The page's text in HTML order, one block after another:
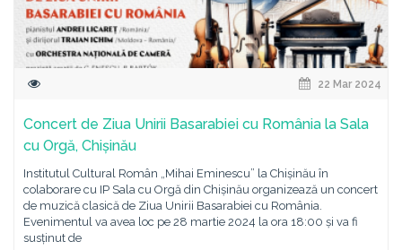
22 Mar 2024
Concert de Ziua Unirii Basarabiei cu România la Sala
cu Orgă, Chișinău
Institutul Cultural Român „Mihai Eminescu” la Chișinău în
colaborare cu IP Sala cu Orgă din Chișinău organizează un concert
de muzică clasică de Ziua Unirii Basarabiei cu România.
Evenimentul va avea loc pe 28 martie 2024 la ora 18:00 și va fi
susținut de